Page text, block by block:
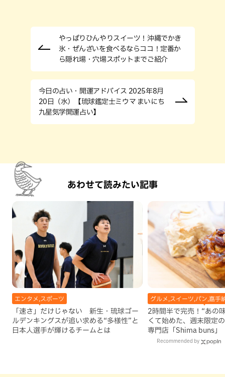
やっぱりひんやりスイーツ！沖縄でかき
氷・ぜんざいを食べるならココ！定番か
ら隠れ場・穴場スポットまでご紹介
今日の占い・開運アドバイス 2025年8月
20日（水）【琉球鑑定士ミウマ まいにち
九星気学開運占い】
あわせて読みたい記事
エンタメ,スポーツ
「速さ」だけじゃない 新生・琉球ゴー
ルデンキングスが追い求める“多様性”と
日本人選手が輝けるチームとは
グルメ,スイーツ,パン,嘉手
2時間半で完売！“あの
くて始めた、週末限定
専門店「Shima buns」
Recommended by